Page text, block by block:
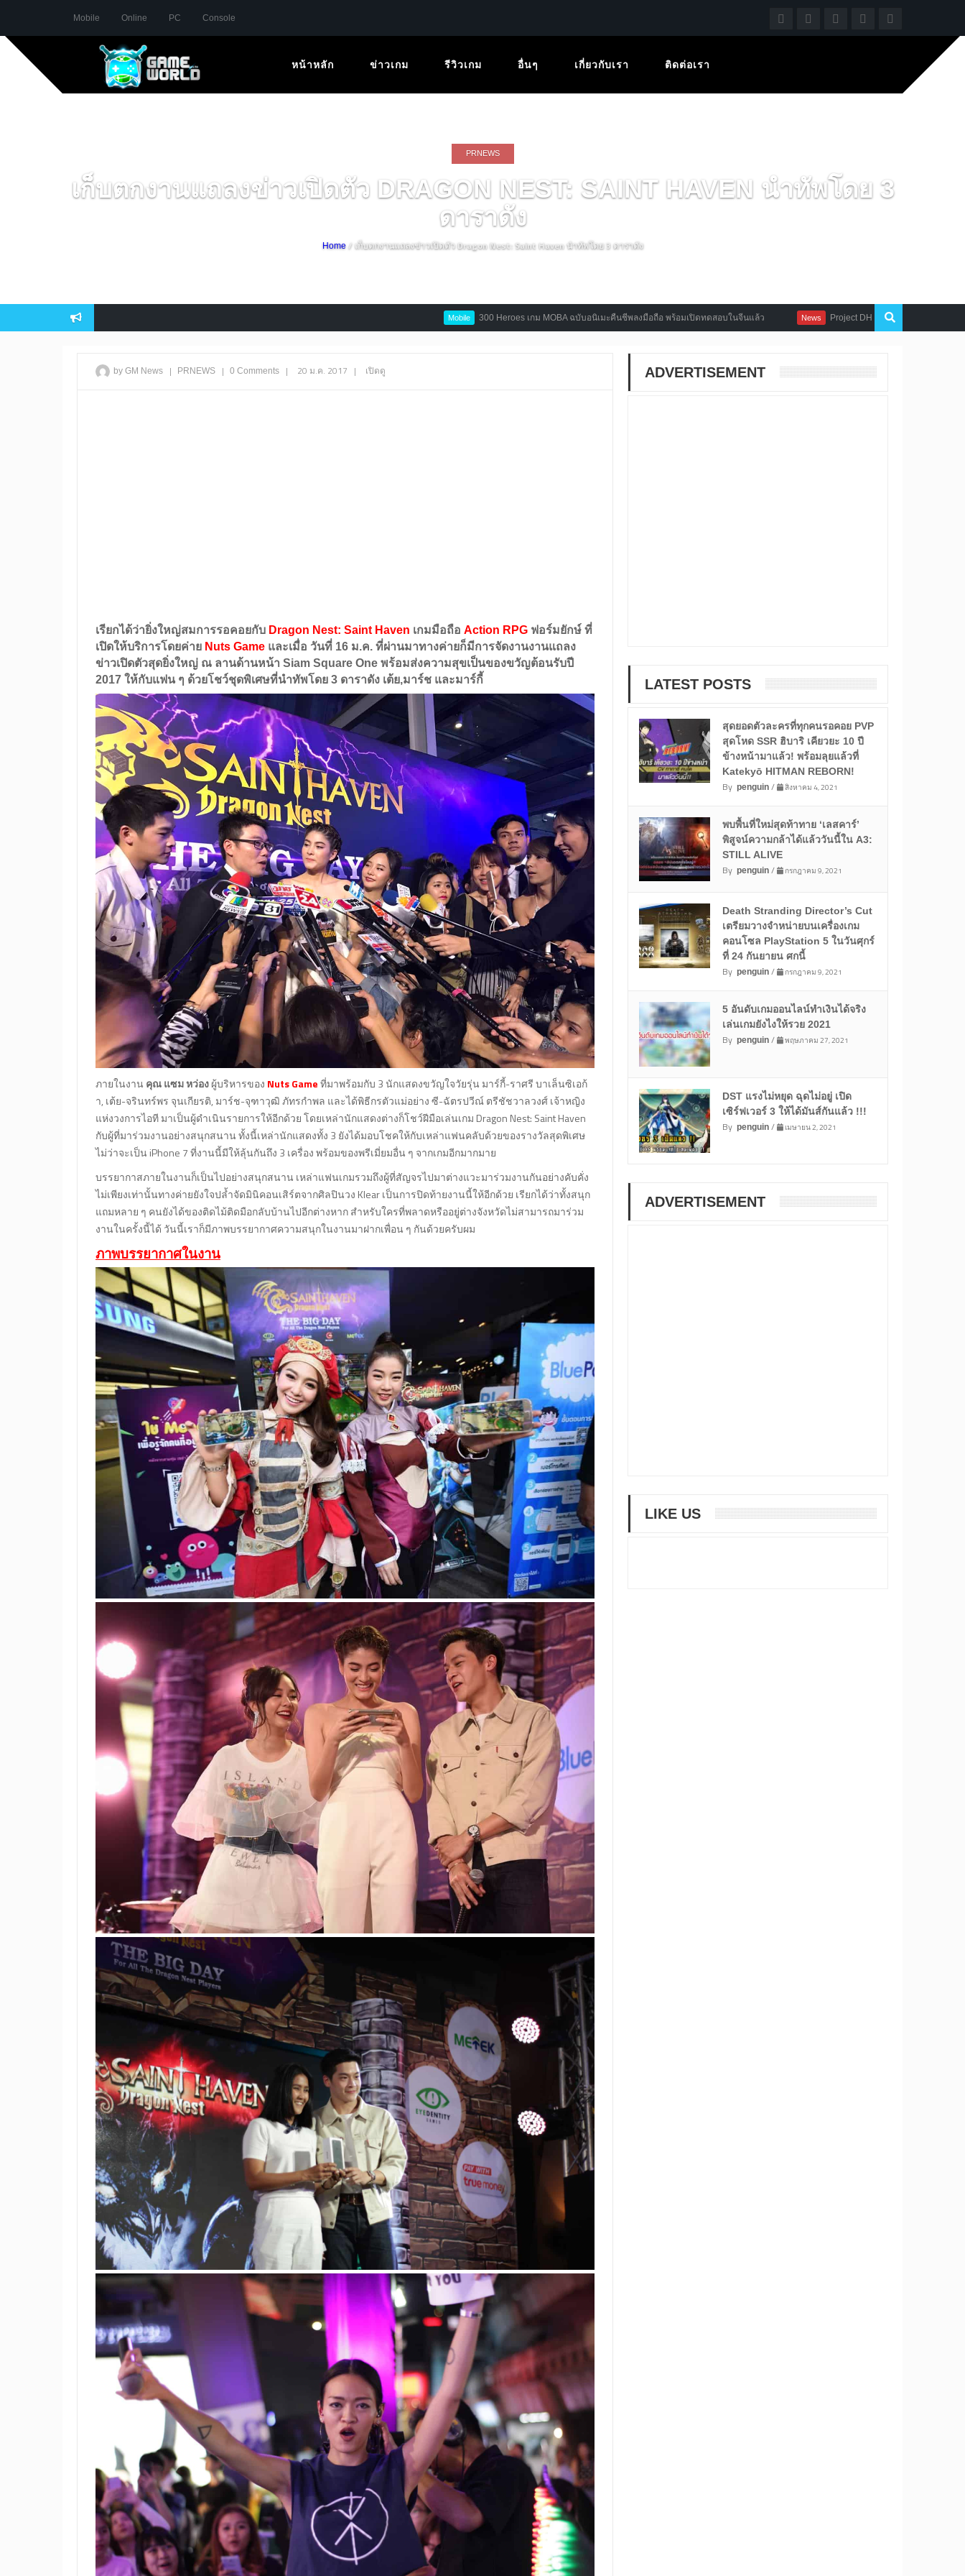
Mobile Online PC Console
หน้าหลัก ข่าวเกม รีวิวเกม อื่นๆ เกี่ยวกับเรา ติดต่อเรา
PRNEWS
เก็บตกงานแถลงข่าวเปิดตัว DRAGON NEST: SAINT HAVEN นำทัพโดย 3
ดาราดัง
Home/ เก็บตกงานแถลงข่าวเปิดตัว Dragon Nest: Saint Haven นำทัพโดย 3 ดาราดัง
300 Heroes เกม MOBA ฉบับอนิเมะคืนชีพลงมือถือ พร้อมเปิดทดสอบในจีนแล้ว News Project DH เกมแอคชั่นล่ามอนแนว Steampunk
by GM News | PRNEWS | 0 Comments | 20 ม.ค. 2017 | เปิดดู
เรียกได้ว่ายิ่งใหญ่สมการรอคอยกับ Dragon Nest: Saint Haven เกมมือถือ Action RPG ฟอร์มยักษ์ ที่
เปิดให้บริการโดยค่าย Nuts Game และเมื่อ วันที่ 16 ม.ค. ที่ผ่านมาทางค่ายก็มีการจัดงานงานแถลง
ข่าวเปิดตัวสุดยิ่งใหญ่ ณ ลานด้านหน้า Siam Square One พร้อมส่งความสุขเป็นของขวัญต้อนรับปี
2017 ให้กับแฟน ๆ ด้วยโชว์ชุดพิเศษที่นำทัพโดย 3 ดาราดัง เต้ย,มาร์ช และมาร์กี้
ภายในงาน คุณ แซม หว่องผู้บริหารของ Nuts Gameที่มาพร้อมกับ 3 นักแสดงขวัญใจวัยรุ่น มาร์กี้-ราศรี บาเล็นซิเอก้
า, เต้ย-จรินทร์พร จุนเกียรติ, มาร์ช-จุฑาวุฒิ ภัทรกำพล และได้พิธีกรตัวแม่อย่าง ซี-ฉัตรปวีณ์ ตรีชัชวาลวงศ์ เจ้าหญิง
แห่งวงการไอที มาเป็นผู้ดำเนินรายการให้อีกด้วย โดยเหล่านักแสดงต่างก็โชว์ฝีมือเล่นเกม Dragon Nest: Saint Haven
กับผู้ที่มาร่วมงานอย่างสนุกสนาน ทั้งนี้เหล่านักแสดงทั้ง 3 ยังได้มอบโชคให้กับเหล่าแฟนคลับด้วยของรางวัลสุดพิเศษ
ไม่ว่าจะเป็น iPhone 7 ที่งานนี้มีให้ลุ้นกันถึง 3 เครื่อง พร้อมของพรีเมี่ยมอื่น ๆ จากเกมอีกมากมาย
บรรยากาสภายในงานก็เป็นไปอย่างสนุกสนาน เหล่าแฟนเกมรวมถึงผู้ที่สัญจรไปมาต่างแวะมาร่วมงานกันอย่างคับคั่ง
ไม่เพียงเท่านั้นทางค่ายยังใจปล้ำจัดมินิคอนเสิร์ตจากศิลปินวง Klear เป็นการปิดท้ายงานนี้ให้อีกด้วย เรียกได้ว่าทั้งสนุก
แถมหลาย ๆ คนยังได้ของติดไม้ติดมือกลับบ้านไปอีกต่างหาก สำหรับใครที่พลาดหรืออยู่ต่างจังหวัดไม่สามารถมาร่วม
งานในครั้งนี้ได้ วันนี้เราก็มีภาพบรรยากาศความสนุกในงานมาฝากเพื่อน ๆ กันด้วยครับผม
ภาพบรรยากาศในงาน
ADVERTISEMENT
LATEST POSTS
สุดยอดตัวละครที่ทุกคนรอคอย PVP
สุดโหด SSR ฮิบาริ เคียวยะ 10 ปี
ข้างหน้ามาแล้ว! พร้อมลุยแล้วที่
Katekyō HITMAN REBORN!
By penguin/ สิงหาคม 4, 2021
พบพื้นที่ใหม่สุดท้าทาย ‘เลสคาร์’
พิสูจน์ความกล้าได้แล้ววันนี้ใน A3:
STILL ALIVE
By penguin/ กรกฎาคม 9, 2021
Death Stranding Director’s Cut
เตรียมวางจำหน่ายบนเครื่องเกม
คอนโซล PlayStation 5 ในวันศุกร์
ที่ 24 กันยายน ศกนี้
By penguin/ กรกฎาคม 9, 2021
5 อันดับเกมออนไลน์ทำเงินได้จริง
เล่นเกมยังไงให้รวย 2021
By penguin/ พฤษภาคม 27, 2021
DST แรงไม่หยุด ฉุดไม่อยู่ เปิด
เซิร์ฟเวอร์ 3 ให้ได้มันส์กันแล้ว !!!
By penguin/ เมษายน 2, 2021
ADVERTISEMENT
LIKE US